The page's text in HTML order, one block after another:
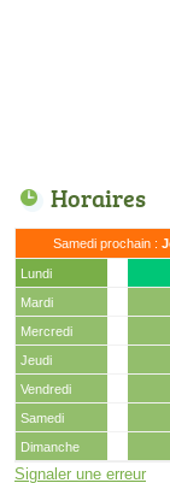
Horaires
Samedi prochain :
Lundi
Mardi
Mercredi
Jeudi
Vendredi
Samedi
Dimanche
Signaler une erreur